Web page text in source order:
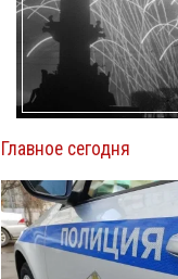
Главное сегодня